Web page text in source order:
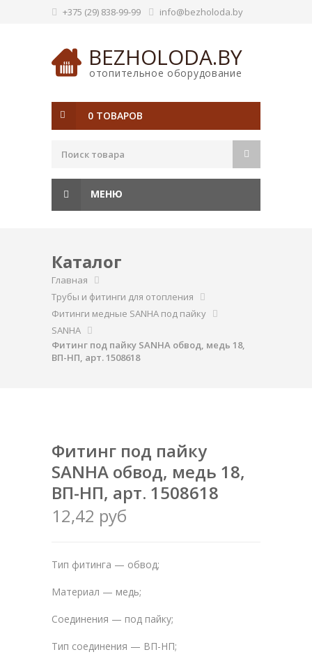
+375 (29) 838-99-99 info@bezholoda.by
BEZHOLODA.BY
отопительное оборудование
0 ТОВАРОВ
МЕНЮ
Каталог
Главная
Трубы и фитинги для отопления
Фитинги медные SANHA под пайку
SANHA
Фитинг под пайку SANHA обвод, медь 18,
ВП-НП, арт. 1508618
Фитинг под пайку
SANHA обвод, медь 18,
ВП-НП, арт. 1508618
12,42 руб
Тип фитинга — обвод;
Материал — медь;
Соединения — под пайку;
Тип соединения — ВП-НП;